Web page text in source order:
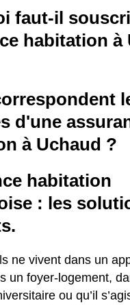
faut-il
habitation à
d'une
à Uchaud ?
habitation
: les
ne vivent dans un
un foyer-logement,
ou qu’il